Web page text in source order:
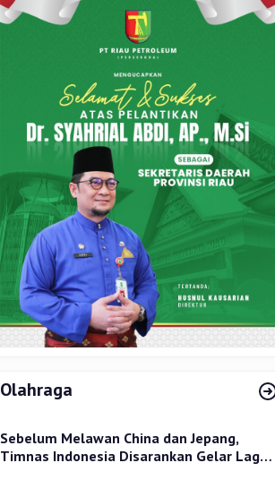
Olahraga
Sebelum Melawan China dan Jepang,
Timnas Indonesia Disarankan Gelar Laga